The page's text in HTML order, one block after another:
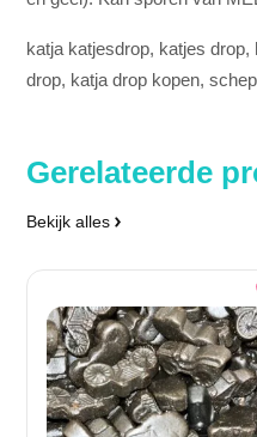
katja katjesdrop, katjes
drop, katja drop kopen,
Gerelateerde
Bekijk alles